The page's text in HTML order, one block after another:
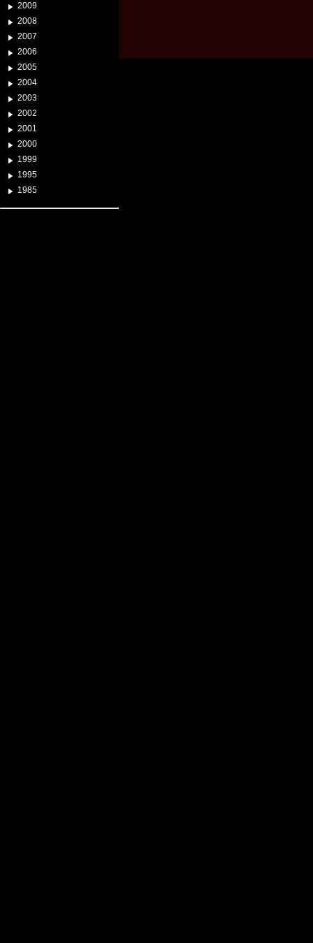
2009
2008
2007
2006
2005
2004
2003
2002
2001
2000
1999
1995
1985